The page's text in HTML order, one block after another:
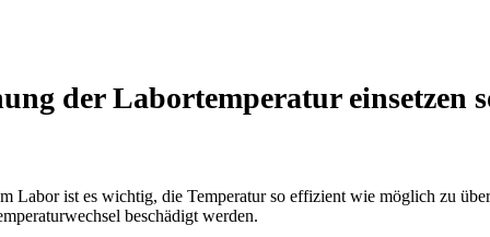
der Labortemperatur einsetzen
Labor ist es wichtig, die Temperatur so effizient wie möglich zu
beschädigt werden.